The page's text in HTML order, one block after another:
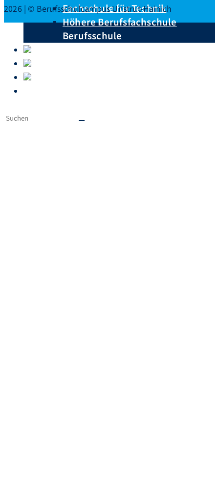
Fachschule für Technik
Höhere Berufsfachschule
Berufsschule
Diese
2026 | © Berufsschulcampus Unstrut-Hainich